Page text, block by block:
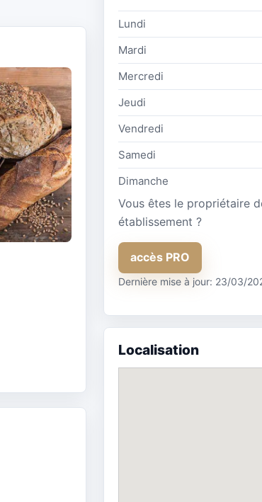
Lundi
Mardi
Mercredi
Jeudi
Vendredi
Samedi
Dimanche
Vous êtes le propriétaire
établissement ?
accès PRO
Dernière mise à jour: 23/03/
Localisation